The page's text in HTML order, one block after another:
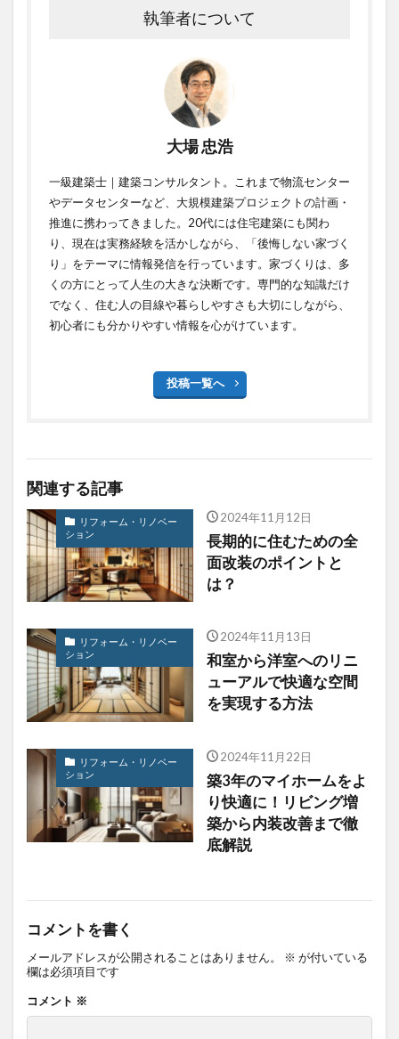
執筆者について
大場 忠浩
一級建築士｜建築コンサルタント。これまで物流センター
やデータセンターなど、大規模建築プロジェクトの計画・
推進に携わってきました。20代には住宅建築にも関わ
り、現在は実務経験を活かしながら、「後悔しない家づく
り」をテーマに情報発信を行っています。家づくりは、多
くの方にとって人生の大きな決断です。専門的な知識だけ
でなく、住む人の目線や暮らしやすさも大切にしながら、
初心者にも分かりやすい情報を心がけています。
投稿一覧へ
関連する記事
リフォーム・リノベー
ション
2024年11月12日
長期的に住むための全
面改装のポイントと
は？
リフォーム・リノベー
ション
2024年11月13日
和室から洋室へのリニ
ューアルで快適な空間
を実現する方法
リフォーム・リノベー
ション
2024年11月22日
築3年のマイホームをよ
り快適に！リビング増
築から内装改善まで徹
底解説
コメントを書く
メールアドレスが公開されることはありません。 ※ が付いている
欄は必須項目です
コメント ※